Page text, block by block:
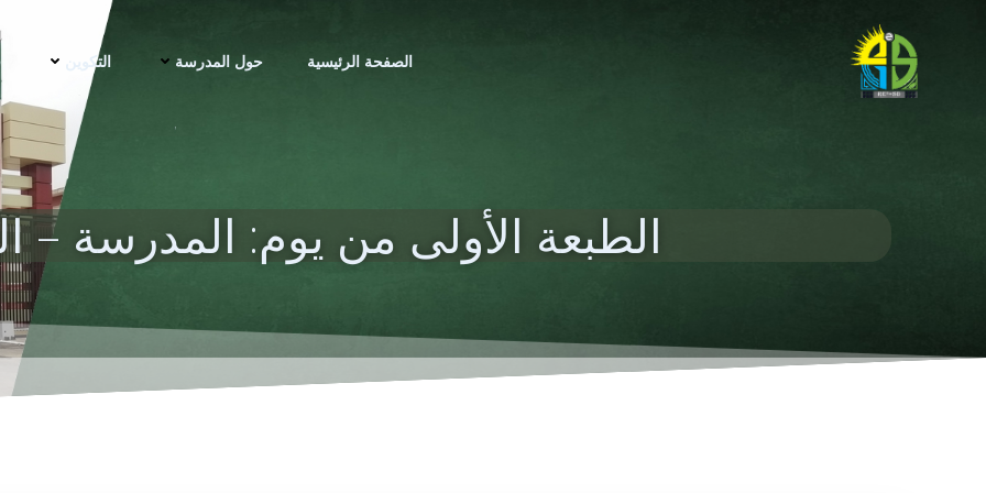
الصفحة الرئيسية حول المدرسة التكوين
الطبعة الأولى من يوم: المدرسة